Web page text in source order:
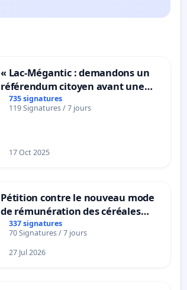
« Lac-Mégantic : demandons un
référendum citoyen avant une
transformation irréversible de
notre territoire »
735 signatures
119 Signatures / 7 jours
17 Oct 2025
Pétition contre le nouveau mode
de rémunération des céréales
panifiables de Swiss granum basé
sur la teneur en protéines
337 signatures
70 Signatures / 7 jours
27 Jul 2026